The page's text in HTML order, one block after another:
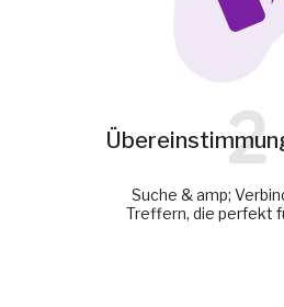
2
Suche & amp;
Treffern, die perfekt